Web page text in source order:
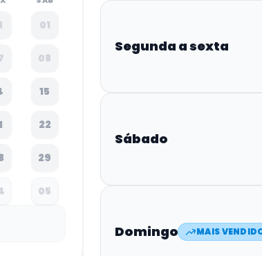
01
08
15
22
29
05
Segunda a sexta
Sábado
Domingo MAIS